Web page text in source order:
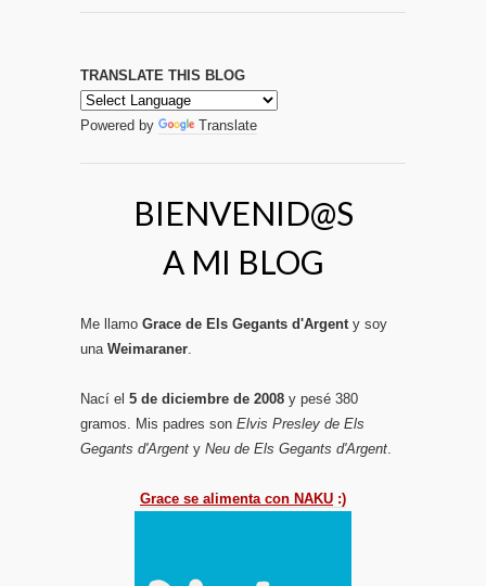
TRANSLATE THIS BLOG
Powered by Translate
BIENVENID@S
A MI BLOG
Me llamo Grace de Els Gegants d'Argent y soy
una Weimaraner
Nací el 5 de diciembre de 2008 y pesé 380
gramos. Mis padres son Elvis Presley de Els
Gegants d'Argent y Neu de Els Gegants d'Argent
Grace se alimenta con NAKU :)